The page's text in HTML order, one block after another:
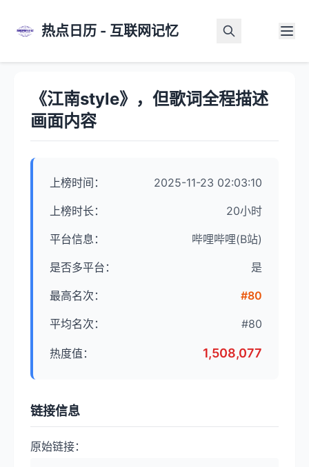
热点日历 - 互联网记忆
《江南style》，但歌词全程描述
画面内容
上榜时间： 2025-11-23 02:03:10
上榜时长： 20小时
平台信息： 哔哩哔哩(B站)
是否多平台： 是
最高名次： #80
平均名次： #80
热度值： 1,508,077
链接信息
原始链接：